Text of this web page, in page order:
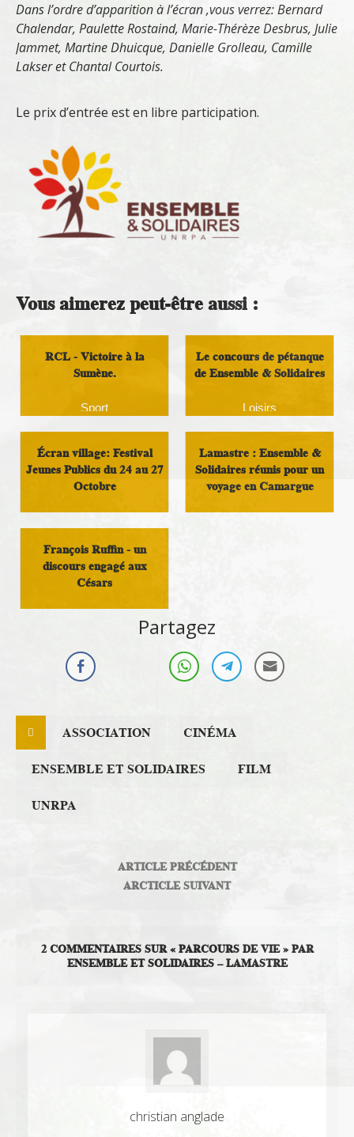
Dans l’ordre d’apparition à l’écran ,vous verrez: Bernard
Chalendar, Paulette Rostaind, Marie-Thérèze Desbrus, Julie
Jammet, Martine Dhuicque, Danielle Grolleau, Camille
Lakser et Chantal Courtois.
Le prix d’entrée est en libre participation.
Vous aimerez peut-être aussi :
RCL - Victoire à la
Sumène.
Sport
Le concours de pétanque
de Ensemble & Solidaires
Loisirs
Écran village: Festival
Jeunes Publics du 24 au 27
Octobre
Lamastre : Ensemble &
Solidaires réunis pour un
voyage en Camargue
François Ruffin - un
discours engagé aux
Césars
Partagez
ASSOCIATION CINÉMA
ENSEMBLE ET SOLIDAIRES FILM
UNRPA
ARTICLE PRÉCÉDENT
ARCTICLE SUIVANT
2 COMMENTAIRES SUR « PARCOURS DE VIE » PAR
ENSEMBLE ET SOLIDAIRES – LAMASTRE
christian anglade